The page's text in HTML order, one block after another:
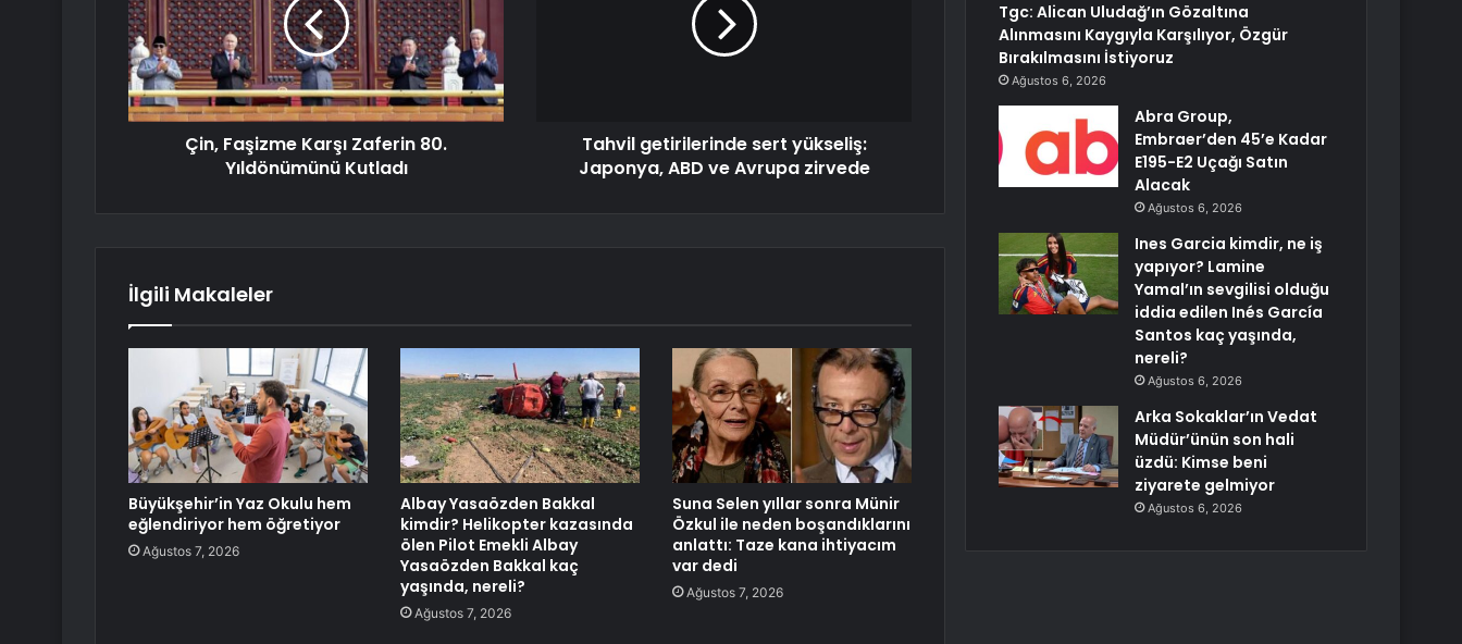
Çin, Faşizme Karşı Zaferin 80.
Yıldönümünü Kutladı
Tahvil getirilerinde sert yükseliş:
Japonya, ABD ve Avrupa zirvede
İlgili Makaleler
Büyükşehir’in Yaz Okulu hem
eğlendiriyor hem öğretiyor
Ağustos 7, 2026
Albay Yasaözden Bakkal
kimdir? Helikopter kazasında
ölen Pilot Emekli Albay
Yasaözden Bakkal kaç
yaşında, nereli?
Ağustos 7, 2026
Suna Selen yıllar sonra Münir
Özkul ile neden boşandıklarını
anlattı: Taze kana ihtiyacım
var dedi
Ağustos 7, 2026
Tgc: Alican Uludağ’ın Gözaltına
Alınmasını Kaygıyla Karşılıyor, Özgür
Bırakılmasını İstiyoruz
Ağustos 6, 2026
Abra Group,
Embraer’den 45’e Kadar
E195-E2 Uçağı Satın
Alacak
Ağustos 6, 2026
Ines Garcia kimdir, ne iş
yapıyor? Lamine
Yamal’ın sevgilisi olduğu
iddia edilen Inés García
Santos kaç yaşında,
nereli?
Ağustos 6, 2026
Arka Sokaklar’ın Vedat
Müdür’ünün son hali
üzdü: Kimse beni
ziyarete gelmiyor
Ağustos 6, 2026